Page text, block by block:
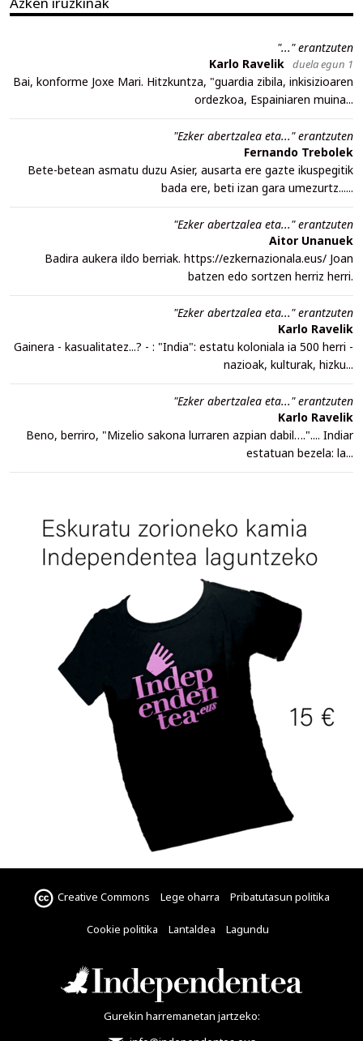
"..." erantzuten
Karlo Ravelik duela egun 1
Bai, konforme Joxe Mari. Hitzkuntza, "guardia zibila, inkisizioaren
ordezkoa, Espainiaren muina...
"Ezker abertzalea eta..." erantzuten
Fernando Trebolek
Bete-betean asmatu duzu Asier, ausarta ere gazte ikuspegitik
bada ere, beti izan gara umezurtz......
"Ezker abertzalea eta..." erantzuten
Aitor Unanuek
Badira aukera ildo berriak. https://ezkernazionala.eus/ Joan
batzen edo sortzen herriz herri.
"Ezker abertzalea eta..." erantzuten
Karlo Ravelik
Gainera - kasualitatez...? - : "India": estatu koloniala ia 500 herri -
nazioak, kulturak, hizku...
"Ezker abertzalea eta..." erantzuten
Karlo Ravelik
Beno, berriro, "Mizelio sakona lurraren azpian dabil….".... Indiar
estatuan bezela: la...
Creative Commons Lege oharra Pribatutasun politika
Cookie politika Lantaldea Lagundu
Gurekin harremanetan jartzeko: